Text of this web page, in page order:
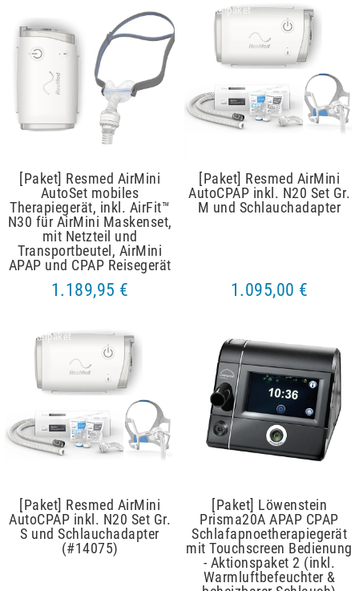
[Paket] Resmed AirMini
AutoSet mobiles
Therapiegerät, inkl. AirFit™
N30 für AirMini Maskenset,
mit Netzteil und
Transportbeutel, AirMini
APAP und CPAP Reisegerät
1.189,95 €
Artikelpaket
[Paket] Resmed AirMini
AutoCPAP inkl. N20 Set Gr.
M und Schlauchadapter
1.095,00 €
Artikelpaket
[Paket] Resmed AirMini
AutoCPAP inkl. N20 Set Gr.
S und Schlauchadapter
(#14075)
Artikelpaket
[Paket] Löwenstein
Prisma20A APAP CPAP
Schlafapnoetherapiegerät
mit Touchscreen Bedienung
- Aktionspaket 2 (inkl.
Warmluftbefeuchter &